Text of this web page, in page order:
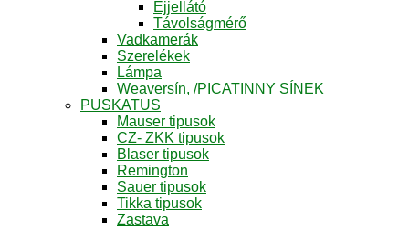
Éjjellátó
Távolságmérő
Vadkamerák
Szerelékek
Lámpa
Weaversín, /PICATINNY SÍNEK
PUSKATUS
Mauser tipusok
CZ- ZKK tipusok
Blaser tipusok
Remington
Sauer tipusok
Tikka tipusok
Zastava